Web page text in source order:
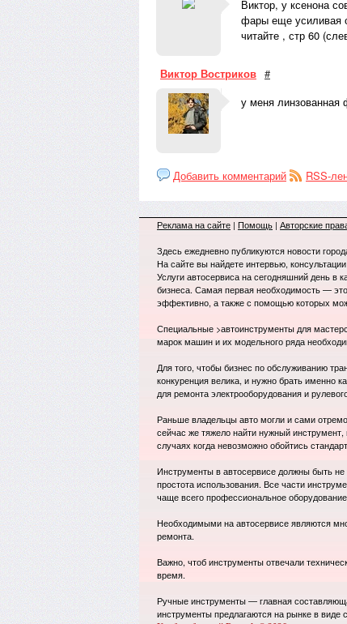
Виктор, у ксенона
фары еще усиливая
читайте , стр 60
Виктор Востриков #
у меня линзованная
Добавить комментарий RSS-
Реклама на сайте | Помощь | Авторские
Здесь ежедневно публикуются новости
На сайте вы найдете интервью,
Услуги автосервиса на сегодняшний день в
бизнеса. Самая первая необходимость —
эффективно, а также с помощью которых
Специальные >автоинструменты для
марок машин и их модельного ряда
Для того, чтобы бизнес по обслуживанию
конкуренция велика, и нужно брать именно
для ремонта электрооборудования и
Раньше владельцы авто могли и сами
сейчас же тяжело найти нужный
случаях когда невозможно обойтись
Инструменты в автосервисе должны быть
простота использования. Все части
чаще всего профессиональное
Необходимыми на автосервисе являются
ремонта.
Важно, чтоб инструменты отвечали
время.
Ручные инструменты — главная
инструменты предлагаются на рынке в виде